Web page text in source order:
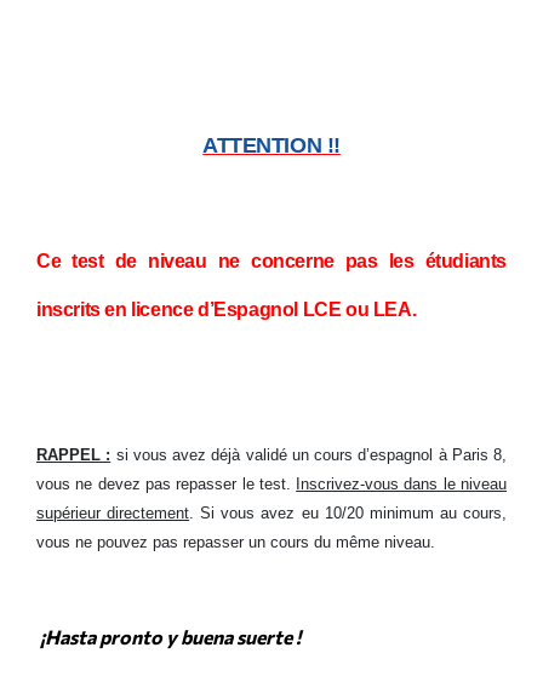
ATTENTION !!
Ce test de niveau ne concerne pas les étudiants
inscrits en licence d’Espagnol LCE ou LEA.
RAPPEL : si vous avez déjà validé un cours d’espagnol à Paris 8,
vous ne devez pas repasser le test. Inscrivez-vous dans le niveau
supérieur directement . Si vous avez eu 10/20 minimum au cours,
vous ne pouvez pas repasser un cours du même niveau.
¡Hasta pronto y buena suerte !